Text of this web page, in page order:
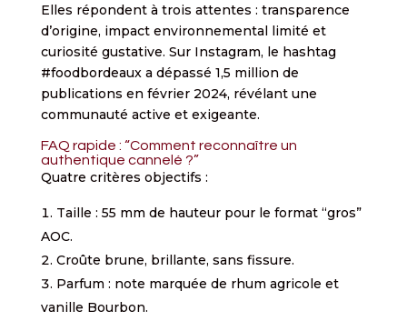
Elles répondent à trois attentes : transparence
d’origine, impact environnemental limité et
curiosité gustative. Sur Instagram, le hashtag
#foodbordeaux a dépassé 1,5 million de
publications en février 2024, révélant une
communauté active et exigeante.
FAQ rapide : “Comment reconnaître un
authentique cannelé ?”
Quatre critères objectifs :
Taille : 55 mm de hauteur pour le format “gros”
AOC.
Croûte brune, brillante, sans fissure.
Parfum : note marquée de rhum agricole et
vanille Bourbon.